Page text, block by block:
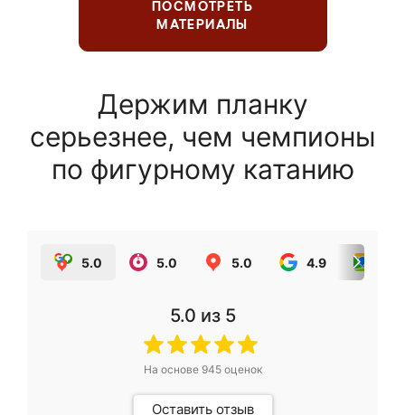
ПОСМОТРЕТЬ
МАТЕРИАЛЫ
Держим планку
серьезнее, чем чемпионы
по фигурному катанию
5.0 5.0 5.0 4.9
5.0 из 5
На основе 945оценок
Оставить отзыв